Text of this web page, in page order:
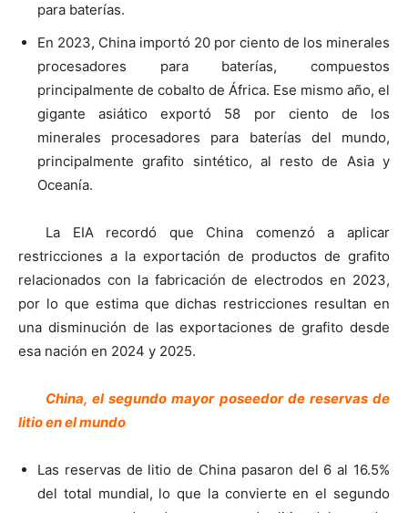
para baterías.
En 2023, China importó 20 por ciento de los minerales
procesadores para baterías, compuestos
principalmente de cobalto de África. Ese mismo año, el
gigante asiático exportó 58 por ciento de los
minerales procesadores para baterías del mundo,
principalmente grafito sintético, al resto de Asia y
Oceanía.
La EIA recordó que China comenzó a aplicar
restricciones a la exportación de productos de grafito
relacionados con la fabricación de electrodos en 2023,
por lo que estima que dichas restricciones resultan en
una disminución de las exportaciones de grafito desde
esa nación en 2024 y 2025.
China, el segundo mayor poseedor de reservas de
litio en el mundo
Las reservas de litio de China pasaron del 6 al 16.5%
del total mundial, lo que la convierte en el segundo